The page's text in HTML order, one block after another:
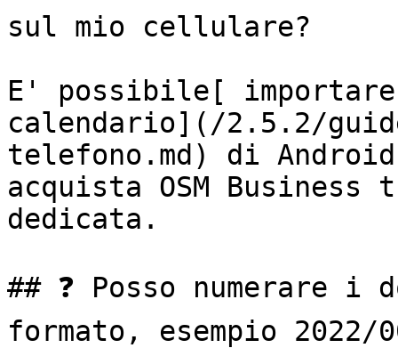
sul mio cellulare?
E' possibile[
calendario](/2.5.2/
telefono.md) di
acquista OSM
dedicata.
## ❓ Posso numerare i
formato, esempio 2022/